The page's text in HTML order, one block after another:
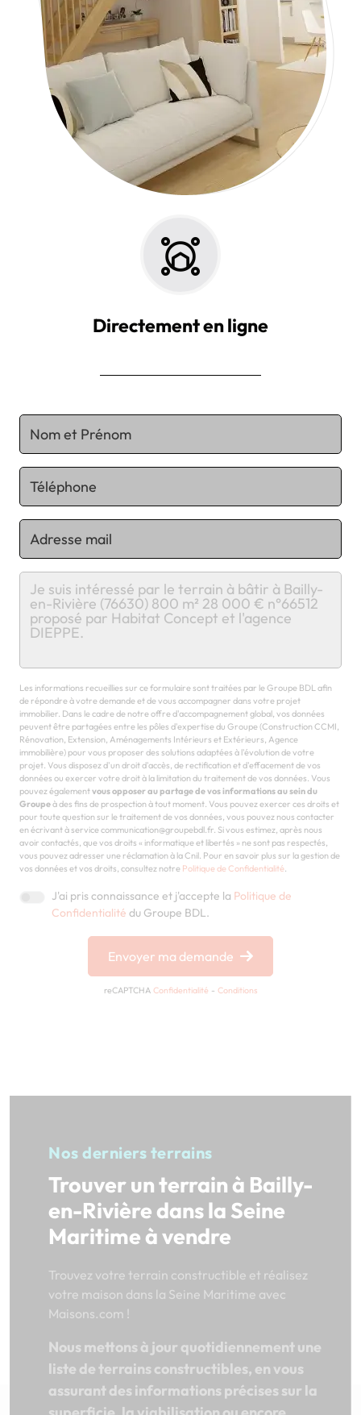
Directement en ligne
Chargement...
Les informations recueillies sur ce formulaire sont traitées par le Groupe BDL afin
de répondre à votre demande et de vous accompagner dans votre projet
immobilier. Dans le cadre de notre offre d'accompagnement global, vos données
peuvent être partagées entre les pôles d'expertise du Groupe (Construction CCMI,
Rénovation, Extension, Aménagements Intérieurs et Extérieurs, Agence
immobilière) pour vous proposer des solutions adaptées à l'évolution de votre
projet. Vous disposez d'un droit d'accès, de rectification et d'effacement de vos
données ou exercer votre droit à la limitation du traitement de vos données. Vous
pouvez égalementvous opposer au partage de vos informations au sein du
Groupeà des fins de prospection à tout moment. Vous pouvez exercer ces droits et
pour toute question sur le traitement de vos données, vous pouvez nous contacter
en écrivant à service communication@groupebdl.fr. Si vous estimez, après nous
avoir contactés, que vos droits « informatique et libertés » ne sont pas respectés,
vous pouvez adresser une réclamation à la Cnil. Pour en savoir plus sur la gestion de
vos données et vos droits, consultez notre Politique de Confidentialité
J'ai pris connaissance et j'accepte la Politique de
Confidentialité du Groupe BDL.
Envoyer ma demande
reCAPTCHA Confidentialité - Conditions
Nos derniers terrains
Trouver un terrain à Bailly-
en-Rivière dans la Seine
Maritime à vendre
Trouvez votre terrain constructible et réalisez
votre maison dans la Seine Maritime avec
Maisons.com !
Nous mettons à jour quotidiennement une
liste de terrains constructibles, en vous
assurant des informations précises sur la